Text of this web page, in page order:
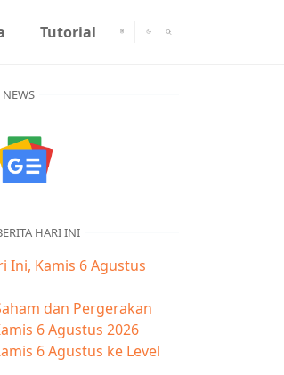
Tutorial
HARI INI
Ini, Kamis 6 Agustus
dan Pergerakan
6 Agustus 2026
6 Agustus ke Level